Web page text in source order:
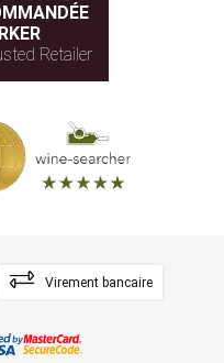
Retailer
Virement bancaire